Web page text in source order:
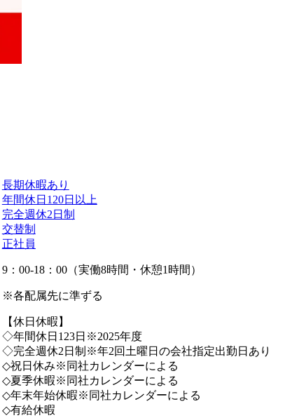
長期休暇あり
年間休日120日以上
完全週休2日制
交替制
正社員
9：00-18：00（実働8時間・休憩1時間）
※各配属先に準ずる
【休日休暇】
◇年間休日123日※2025年度
◇完全週休2日制※年2回土曜日の会社指定出勤日あり
◇祝日休み※同社カレンダーによる
◇夏季休暇※同社カレンダーによる
◇年末年始休暇※同社カレンダーによる
◇有給休暇